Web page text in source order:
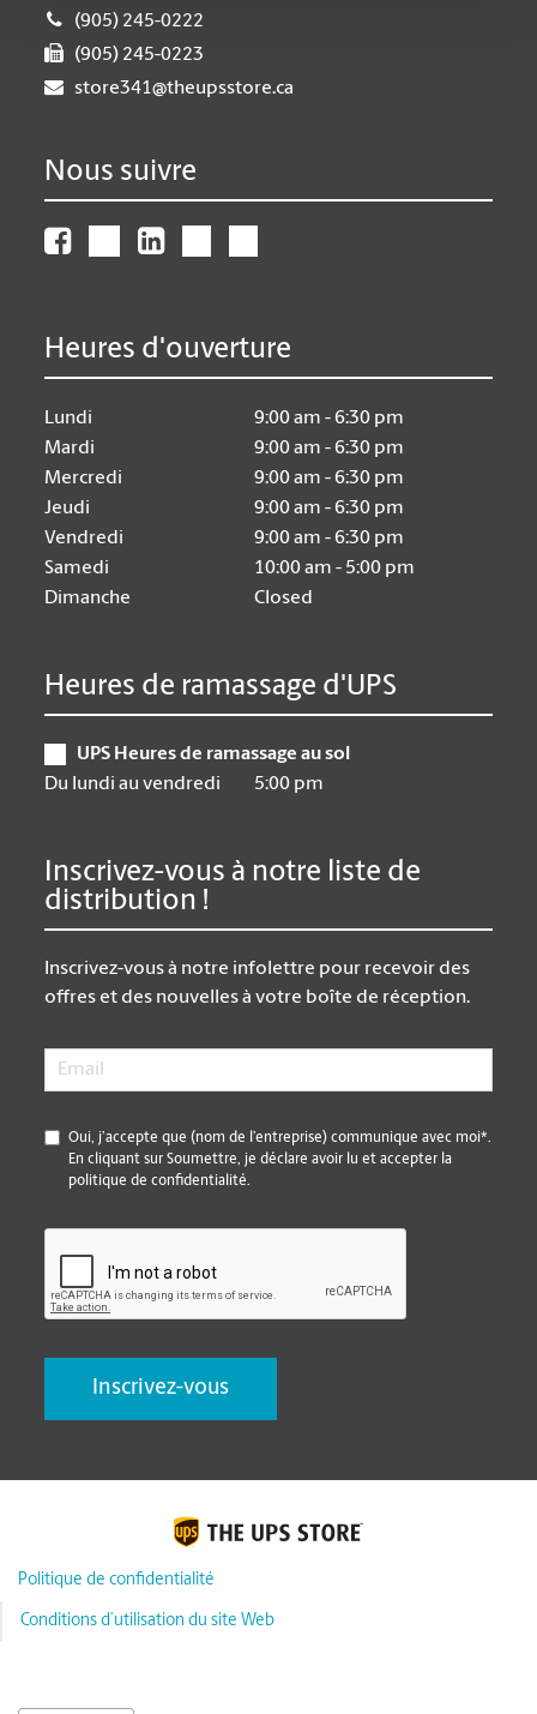
(905) 245-0222
(905) 245-0223
store341@theupsstore.ca
Nous suivre
Heures d'ouverture
Lundi
9:00 am - 6:30 pm
Mardi
9:00 am - 6:30 pm
Mercredi
9:00 am - 6:30 pm
Jeudi
9:00 am - 6:30 pm
Vendredi
9:00 am - 6:30 pm
Samedi
10:00 am - 5:00 pm
Dimanche
Closed
Heures de ramassage d'UPS
UPS Heures de ramassage au sol
Du lundi au vendredi
5:00 pm
Inscrivez-vous à notre liste de
distribution !
Inscrivez-vous à notre infolettre pour recevoir des
offres et des nouvelles à votre boîte de réception.
Email
*
Oui, j’accepte que (nom de l’entreprise) communique avec moi*.
En cliquant sur Soumettre, je déclare avoir lu et accepter la
politique de confidentialité.
Politique de confidentialité
Conditions d’utilisation du site Web